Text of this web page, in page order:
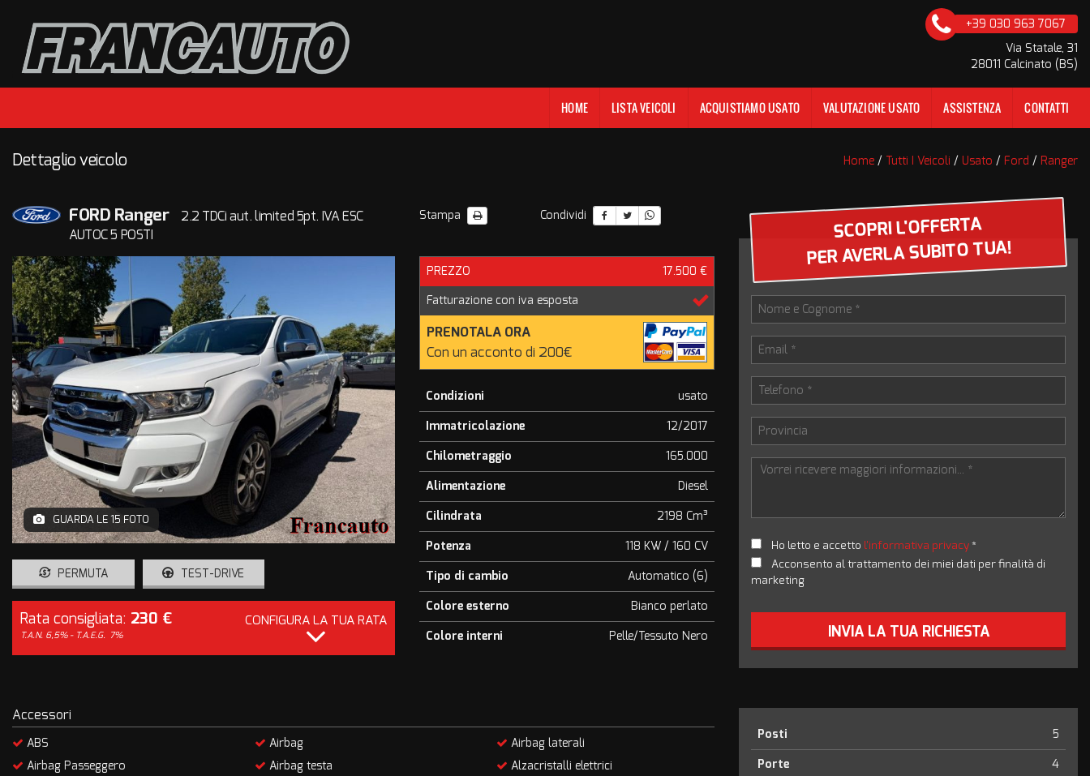
HOME
LISTA VEICOLI
VALUTAZIONE USATO
ASSISTENZA
CONTATTI
+39 030 963 7067
Via Statale, 31
28011 Calcinato (BS)
HOME LISTA VEICOLI ACQUISTIAMO USATO VALUTAZIONE USATO ASSISTENZA CONTATTI
Dettaglio veicolo Home / Tutti I Veicoli / Usato / Ford / Ranger
FORD Ranger
2.2 TDCi aut. limited 5pt. IVA ESC
AUTOC 5 POSTI
Stampa Condividi
GUARDA LE 15 FOTO
PERMUTA TEST-DRIVE
Rata consigliata: 230 €
T.A.N. 6,5% - T.A.E.G. 7%
CONFIGURA LA TUA RATA
PREZZO
17.500 €
Fatturazione con iva esposta
PRENOTALA ORA
Con un acconto di 200€
Condizioni
usato
Immatricolazione
12/2017
Chilometraggio
165.000
Alimentazione
Diesel
Cilindrata
2198 Cm³
Potenza
118 KW / 160 CV
Tipo di cambio
Automatico (6)
Colore esterno
Bianco perlato
Colore interni
Pelle/Tessuto Nero
SCOPRI L'OFFERTA
PER AVERLA SUBITO TUA!
Ho letto e accetto l'informativa privacy*
Acconsento al trattamento dei miei dati per finalità di
marketing
INVIA LA TUA RICHIESTA
Accessori
ABS
Airbag Passeggero
Airbag
Airbag testa
Airbag laterali
Alzacristalli elettrici
Posti
5
Porte
4